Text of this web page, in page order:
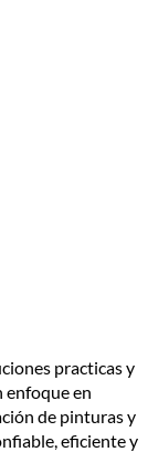
practicas y
enfoque en
de pinturas y
eficiente y